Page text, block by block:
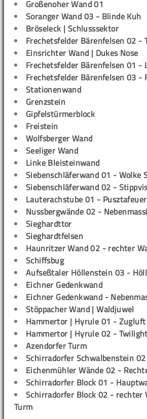
Großenoher Wand 01
Soranger Wand 03 - Blinde Kuh
Bröseleck | Schlusssektor
Frechetsfelder Bärenfelsen 02 -
Einsrichter Wand | Dukes Nose
Frechetsfelder Bärenfelsen 01 -
Frechetsfelder Bärenfelsen 03 -
Stationenwand
Grenzstein
Gipfelstürmerblock
Freistein
Wolfsberger Wand
Seeliger Wand
Linke Bleisteinwand
Siebenschläferwand 01 - Wolke
Siebenschläferwand 02 -
Lauterachstube 01 - Pusztafeuer
Nussbergwände 02 -
Sieghardttor
Sieghardtfelsen
Haunritzer Wand 02 - rechter
Schiffsbug
Aufseßtaler Höllenstein 03 -
Eichner Gedenkwand
Eichner Gedenkwand -
Stöppacher Wand | Waldjuwel
Hammertor | Hyrule 01 - Zugluft
Hammertor | Hyrule 02 -
Azendorfer Turm
Schirradorfer Schwalbenstein
Eichenmühler Wände 02 -
Schirradorfer Block 01 -
Schirradorfer Block 02 - rechter
Turm